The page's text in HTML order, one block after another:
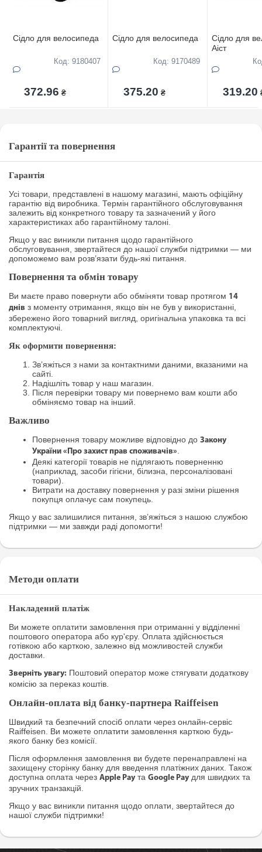
Ciдло для велосипеда
Код: 9180407
372.96 ₴
Ciдло для велосипеда
Код: 9170489
375.20 ₴
Ciдло для
Аiст
319.20
Гарантії та повернення
Гарантія
Усі товари, представлені в нашому магазині, мають офіційну
гарантію від виробника. Термін гарантійного обслуговування
залежить від конкретного товару та зазначений у його
характеристиках або гарантійному талоні.
Якщо у вас виникли питання щодо гарантійного
обслуговування, звертайтеся до нашої служби підтримки — ми
допоможемо вам розв’язати будь-які питання.
Повернення та обмін товару
Ви маєте право повернути або обміняти товар протягом 14
днів з моменту отримання, якщо він не був у використанні,
збережено його товарний вигляд, оригінальна упаковка та всі
комплектуючі.
Як оформити повернення:
Зв’яжіться з нами за контактними даними, вказаними на
сайті.
Надішліть товар у наш магазин.
Після перевірки товару ми повернемо вам кошти або
обміняємо товар на інший.
Важливо
Повернення товару можливе відповідно до Закону
України «Про захист прав споживачів».
Деякі категорії товарів не підлягають поверненню
(наприклад, засоби гігієни, білизна, персоналізовані
товари).
Витрати на доставку повернення у разі зміни рішення
покупця оплачує сам покупець.
Якщо у вас залишилися питання, зв’яжіться з нашою службою
підтримки — ми завжди раді допомогти!
Методи оплати
Накладений платіж
Ви можете оплатити замовлення при отриманні у відділенні
поштового оператора або кур'єру. Оплата здійснюється
готівкою або карткою, залежно від можливостей служби
доставки.
Зверніть увагу: Поштовий оператор може стягувати додаткову
комісію за переказ коштів.
Онлайн-оплата від банку-партнера Raiffeisen
Швидкий та безпечний спосіб оплати через онлайн-сервіс
Raiffeisen. Ви можете оплатити замовлення карткою будь-
якого банку без комісії.
Після оформлення замовлення ви будете перенаправлені на
захищену сторінку банку для введення платіжних даних. Також
доступна оплата через Apple Pay та Google Pay для швидких та
зручних транзакцій.
Якщо у вас виникли питання щодо оплати, звертайтеся до
нашої служби підтримки!